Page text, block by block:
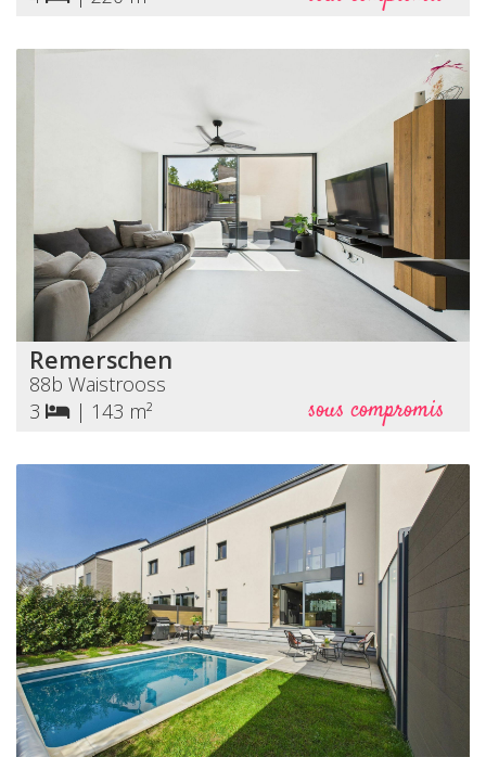
Remerschen
88b Waistrooss
3
| 143 m² sous compromis